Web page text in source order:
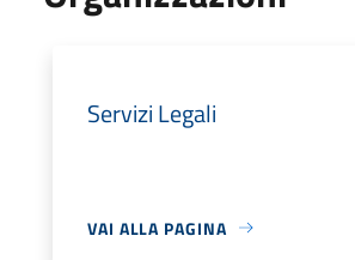
Servizi Legali
VAI ALLA PAGINA